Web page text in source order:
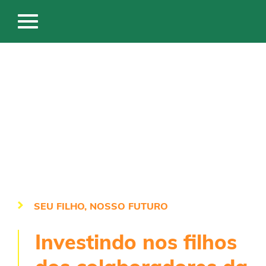
SEU FILHO, NOSSO FUTURO
Investindo nos filhos